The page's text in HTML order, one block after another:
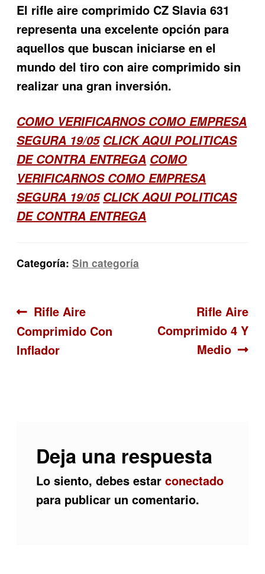
El rifle aire comprimido CZ Slavia 631
representa una excelente opción para
aquellos que buscan iniciarse en el
mundo del tiro con aire comprimido sin
realizar una gran inversión.
COMO VERIFICARNOS COMO EMPRESA
SEGURA 19/05 CLICK AQUI POLITICAS
DE CONTRA ENTREGA COMO
VERIFICARNOS COMO EMPRESA
SEGURA 19/05 CLICK AQUI POLITICAS
DE CONTRA ENTREGA
Categoría:Sin categoría
Navegación
de
Anterior:
Rifle Aire
Comprimido Con
Inflador
Siguiente:
Rifle Aire
Comprimido 4 Y
Medio
Deja una respuesta
Lo siento, debes estar conectado
para publicar un comentario.